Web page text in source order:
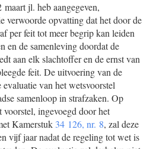
jl. heb aangegeven,
verwoorde opvatting dat het door de
per feit tot meer begrip kan leiden
en de samenleving doordat de
aan elk slachtoffer en de ernst van
feit. De uitvoering van de
van het wetsvoorstel
samenloop in strafzaken. Op
ingevoegd door het
Kamerstuk 34 126, nr. 8, zal deze
vijf jaar nadat de regeling tot wet is